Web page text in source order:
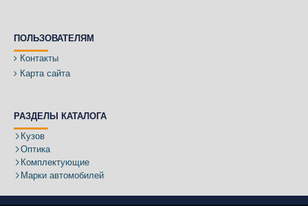
ПОЛЬЗОВАТЕЛЯМ
Контакты
Карта сайта
РАЗДЕЛЫ КАТАЛОГА
Кузов
Оптика
Комплектующие
Марки автомобилей